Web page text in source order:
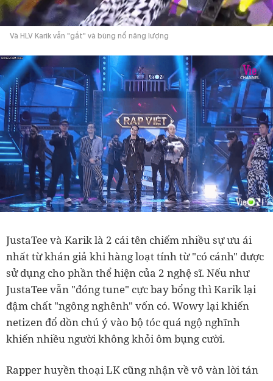
Và HLV Karik vẫn "gắt" và bùng nổ năng lượng
JustaTee và Karik là 2 cái tên chiếm nhiều sự ưu ái
nhất từ khán giả khi hàng loạt tính từ "có cánh" được
sử dụng cho phần thể hiện của 2 nghệ sĩ. Nếu như
JustaTee vẫn "đóng tune" cực bay bổng thì Karik lại
đậm chất "ngông nghênh" vốn có. Wowy lại khiến
netizen đổ dồn chú ý vào bộ tóc quá ngộ nghĩnh
khiến nhiều người không khỏi ôm bụng cười.
Rapper huyền thoại LK cũng nhận về vô vàn lời tán